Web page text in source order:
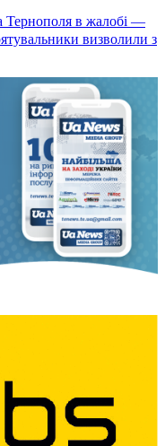
Тернополя в жалобі —
визволили з